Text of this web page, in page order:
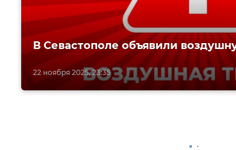
22 ноября 2025, 23:35
В Севастополе объявили